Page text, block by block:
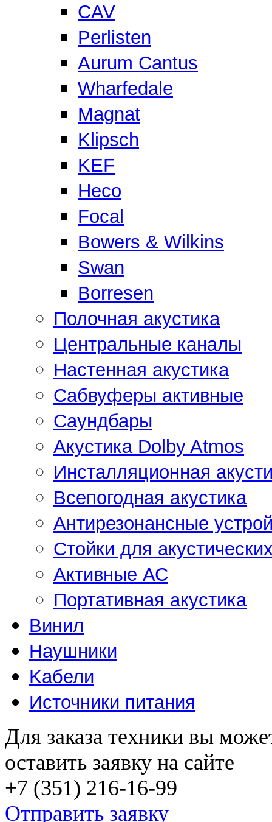
CAV
Perlisten
Aurum Cantus
Wharfedale
Magnat
Klipsch
KEF
Heco
Focal
Bowers & Wilkins
Swan
Borresen
Полочная акустика
Центральные каналы
Настенная акустика
Сабвуферы активные
Саундбары
Акустика Dolby Atmos
Инсталляционная
Всепогодная акустика
Антирезонансные
Стойки для
Активные АС
Портативная акустика
Винил
Наушники
Kабели
Источники питания
Для заказа техники вы
оставить заявку на сайте
+7 (351) 216-16-99
Отправить заявку